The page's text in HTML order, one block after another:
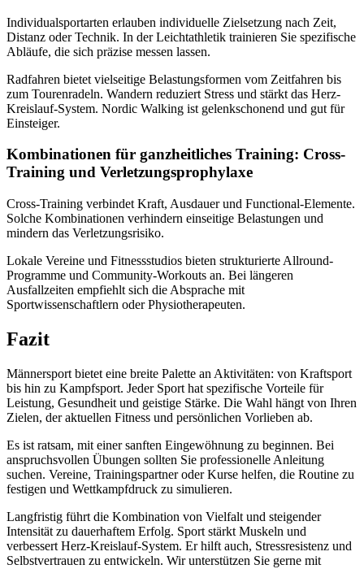
Individualsportarten erlauben individuelle Zielsetzung nach Zeit,
Distanz oder Technik. In der Leichtathletik trainieren Sie spezifische
Abläufe, die sich präzise messen lassen.
Radfahren bietet vielseitige Belastungsformen vom Zeitfahren bis
zum Tourenradeln. Wandern reduziert Stress und stärkt das Herz-
Kreislauf-System. Nordic Walking ist gelenkschonend und gut für
Einsteiger.
Kombinationen für ganzheitliches Training: Cross-
Training und Verletzungsprophylaxe
Cross-Training verbindet Kraft, Ausdauer und Functional-Elemente.
Solche Kombinationen verhindern einseitige Belastungen und
mindern das Verletzungsrisiko.
Lokale Vereine und Fitnessstudios bieten strukturierte Allround-
Programme und Community-Workouts an. Bei längeren
Ausfallzeiten empfiehlt sich die Absprache mit
Sportwissenschaftlern oder Physiotherapeuten.
Fazit
Männersport bietet eine breite Palette an Aktivitäten: von Kraftsport
bis hin zu Kampfsport. Jeder Sport hat spezifische Vorteile für
Leistung, Gesundheit und geistige Stärke. Die Wahl hängt von Ihren
Zielen, der aktuellen Fitness und persönlichen Vorlieben ab.
Es ist ratsam, mit einer sanften Eingewöhnung zu beginnen. Bei
anspruchsvollen Übungen sollten Sie professionelle Anleitung
suchen. Vereine, Trainingspartner oder Kurse helfen, die Routine zu
festigen und Wettkampfdruck zu simulieren.
Langfristig führt die Kombination von Vielfalt und steigender
Intensität zu dauerhaftem Erfolg. Sport stärkt Muskeln und
verbessert Herz-Kreislauf-System. Er hilft auch, Stressresistenz und
Selbstvertrauen zu entwickeln. Wir unterstützen Sie gerne mit